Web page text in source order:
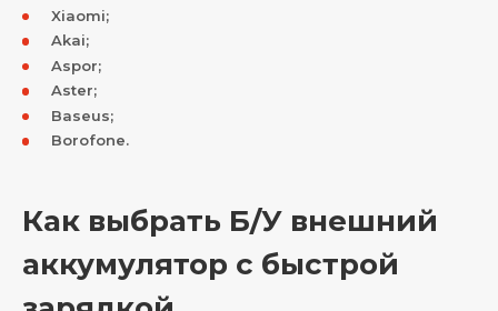
Xiaomi;
Akai;
Aspor;
Aster;
Baseus;
Borofone.
Как выбрать Б/У внешний
аккумулятор с быстрой